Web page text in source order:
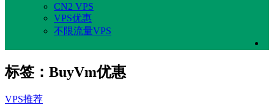
CN2 VPS
VPS优惠
不限流量VPS
标签：BuyVm优惠
VPS推荐